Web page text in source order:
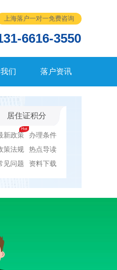
上海落户一对一免费咨询
6616-3550
们 落户资讯
居住证积分
新政策
办理条件
策法规
热点导读
见问题
资料下载